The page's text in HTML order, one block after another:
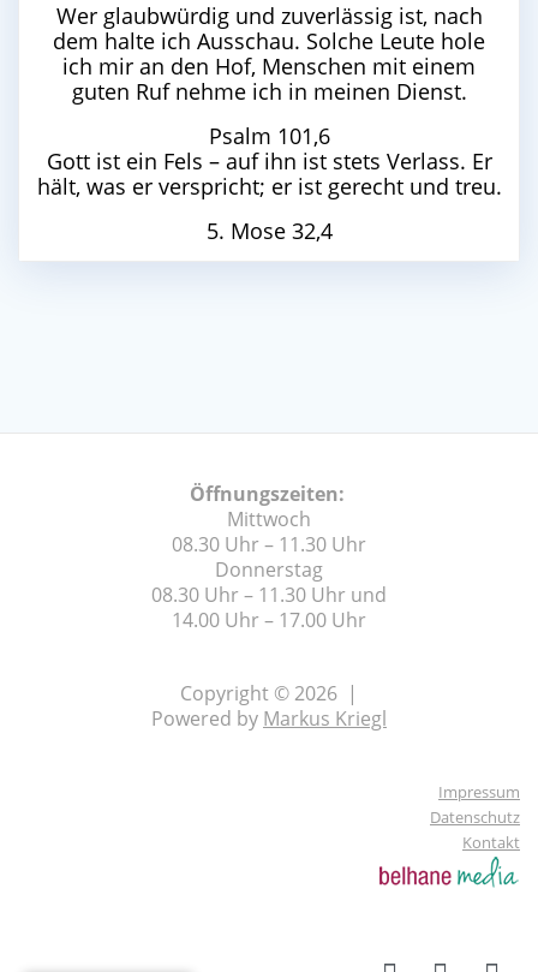
Wer glaubwürdig und zuverlässig ist, nach
dem halte ich Ausschau. Solche Leute hole
ich mir an den Hof, Menschen mit einem
guten Ruf nehme ich in meinen Dienst.
Psalm 101,6
Gott ist ein Fels – auf ihn ist stets Verlass. Er
hält, was er verspricht; er ist gerecht und treu.
5. Mose 32,4
Öffnungszeiten:
Mittwoch
08.30 Uhr – 11.30 Uhr
Donnerstag
08.30 Uhr – 11.30 Uhr und
14.00 Uhr – 17.00 Uhr
Copyright © 2026 |
Powered by Markus Kriegl
Impressum
Datenschutz
Kontakt